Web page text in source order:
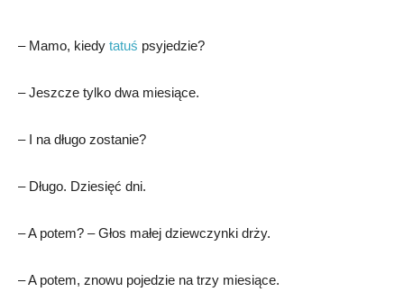
– Mamo, kiedy tatuś psyjedzie?
– Jeszcze tylko dwa miesiące.
– I na długo zostanie?
– Długo. Dziesięć dni.
– A potem? – Głos małej dziewczynki drży.
– A potem, znowu pojedzie na trzy miesiące.